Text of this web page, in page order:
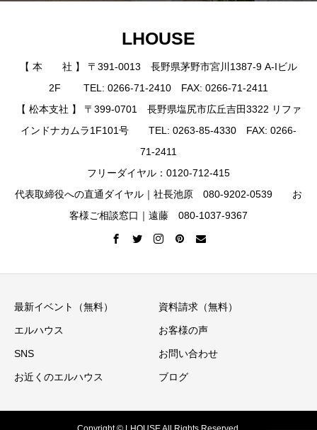
LHOUSE
【 本 社 】 〒391-0013 長野県茅野市宮川1387-9 A-Iビル
2F TEL: 0266-71-2410 FAX: 0266-71-2411
【 松本支社 】 〒399-0701 長野県塩尻市広丘吉田3322 リファ
インドナカムラ1F101号 TEL: 0263-85-4330 FAX: 0266-
71-2411
フリーダイヤル：0120-712-415
代表取締役への直通ダイヤル｜社長池原 080-9202-0539 お
客様ご相談窓口｜遠藤 080-1037-9367
最新イベント（無料） 資料請求（無料）
エルハウス お客様の声
SNS お問い合わせ
お近くのエルハウス ブログ